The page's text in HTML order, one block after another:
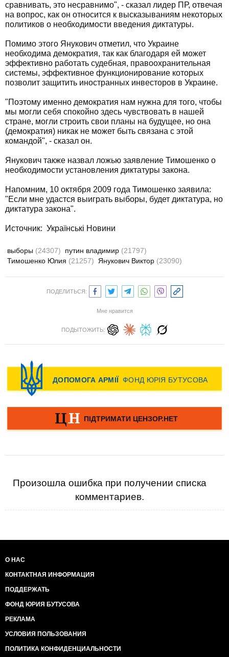
сравнивать, это несравнимо", - сказал лидер ПР, отвечая
на вопрос, как он относится к высказываниям некоторых
политиков о необходимости введения диктатуры.
Помимо этого Янукович отметил, что Украине
необходима демократия, так как благодаря ей может
эффективно работать судебная, правоохранительная
системы, эффективное функционирование которых
позволит защитить иностранных инвесторов в Украине.
"Поэтому именно демократия нам нужна для того, чтобы
мы могли себя спокойно здесь чувствовать в нашей
стране, могли строить свои планы на будущее, но она
(демократия) никак не может быть связана с этой
командой", - сказал он.
Янукович также назвал ложью заявление Тимошенко о
необходимости установления диктатуры закона.
Напомним, 10 октября 2009 года Тимошенко заявила:
"Если мне удастся выиграть выборы, будет диктатура, но
диктатура закона".
Источник: Українські Новини
выборы (24307) путин владимир (21797)
Тимошенко Юлия (21257) Янукович Виктор (23090)
ПОДЕЛИТЬСЯ:
Мне нравится
ПОДЫТОЖИТЬ:
Произошла ошибка при получении списка
комментариев.
О НАС
КОНТАКТНАЯ ИНФОРМАЦИЯ
ПОДДЕРЖАТЬ
ФОНД ЮРИЯ БУТУСОВА
РЕКЛАМА
УСЛОВИЯ ПОЛЬЗОВАНИЯ
ПОЛИТИКА КОНФИДЕНЦИАЛЬНОСТИ